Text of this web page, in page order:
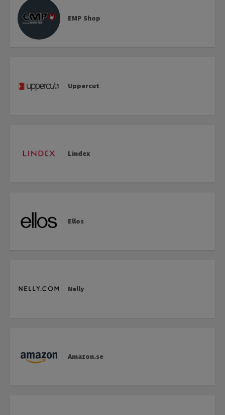
EMP Shop
Uppercut
Lindex
Ellos
Nelly
Amazon.se